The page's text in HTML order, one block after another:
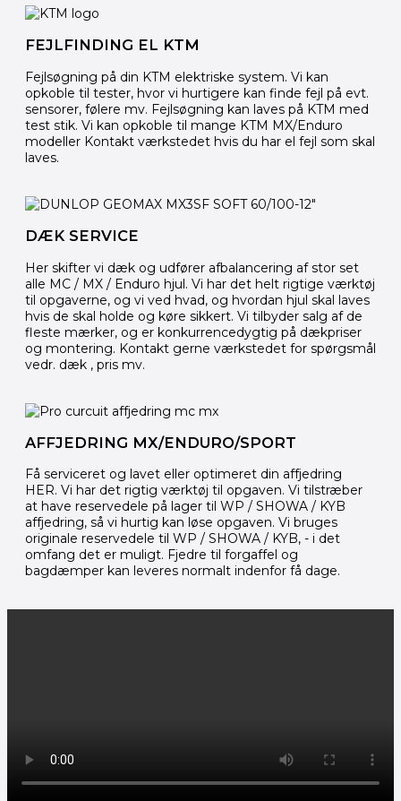
FEJLFINDING EL KTM
Fejlsøgning på din KTM elektriske system. Vi kan
opkoble til tester, hvor vi hurtigere kan finde fejl på evt.
sensorer, følere mv. Fejlsøgning kan laves på KTM med
test stik. Vi kan opkoble til mange KTM MX/Enduro
modeller Kontakt værkstedet hvis du har el fejl som skal
laves.
DÆK SERVICE
Her skifter vi dæk og udfører afbalancering af stor set
alle MC / MX / Enduro hjul. Vi har det helt rigtige værktøj
til opgaverne, og vi ved hvad, og hvordan hjul skal laves
hvis de skal holde og køre sikkert. Vi tilbyder salg af de
fleste mærker, og er konkurrencedygtig på dækpriser
og montering. Kontakt gerne værkstedet for spørgsmål
vedr. dæk , pris mv.
AFFJEDRING MX/ENDURO/SPORT
Få serviceret og lavet eller optimeret din affjedring
HER. Vi har det rigtig værktøj til opgaven. Vi tilstræber
at have reservedele på lager til WP / SHOWA / KYB
affjedring, så vi hurtig kan løse opgaven. Vi bruges
originale reservedele til WP / SHOWA / KYB, - i det
omfang det er muligt. Fjedre til forgaffel og
bagdæmper kan leveres normalt indenfor få dage.